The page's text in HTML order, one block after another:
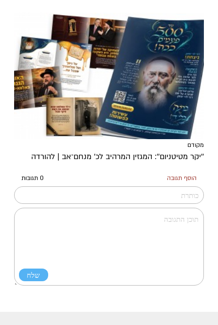
מקודם
''יקר מטיטניום'': המגזין המרהיב לכ’ מנחם־אב | להורדה
הוסף תגובה 0 תגובות